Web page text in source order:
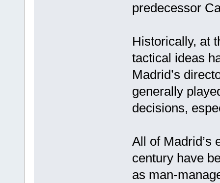
predecessor
Historically, at
tactical ideas
Madrid’s
generally
decisions,
All of Madrid’s
century have
as man-